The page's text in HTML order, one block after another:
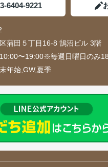
6404-9221
蒲田５丁目16-8 鵠沼ビル 3階
10:00〜19:00※毎週日曜日のみ
年始,GW,夏季